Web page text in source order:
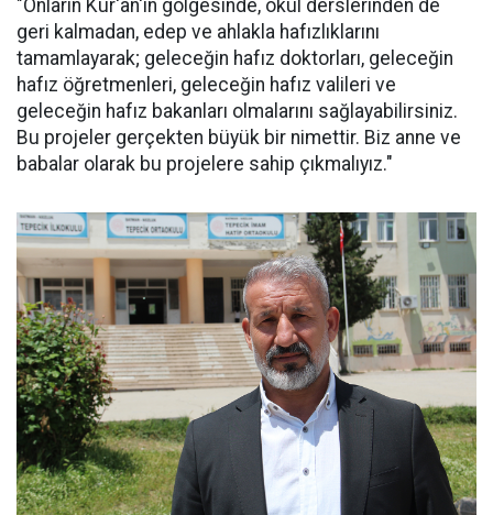
"Onların Kur'an'ın gölgesinde, okul derslerinden de
geri kalmadan, edep ve ahlakla hafızlıklarını
tamamlayarak; geleceğin hafız doktorları, geleceğin
hafız öğretmenleri, geleceğin hafız valileri ve
geleceğin hafız bakanları olmalarını sağlayabilirsiniz.
Bu projeler gerçekten büyük bir nimettir. Biz anne ve
babalar olarak bu projelere sahip çıkmalıyız."